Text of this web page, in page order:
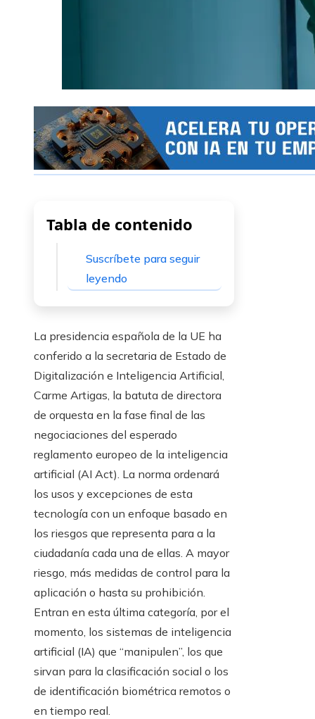
Tabla de contenido
Suscríbete para seguir
leyendo
La presidencia española de la UE ha
conferido a la secretaria de Estado de
Digitalización e Inteligencia Artificial,
Carme Artigas, la batuta de directora
de orquesta en la fase final de las
negociaciones del esperado
reglamento europeo de la inteligencia
artificial (AI Act). La norma ordenará
los usos y excepciones de esta
tecnología con un enfoque basado en
los riesgos que representa para a la
ciudadanía cada una de ellas. A mayor
riesgo, más medidas de control para la
aplicación o hasta su prohibición.
Entran en esta última categoría, por el
momento, los sistemas de inteligencia
artificial (IA) que “manipulen”, los que
sirvan para la clasificación social o los
de identificación biométrica remotos o
en tiempo real.